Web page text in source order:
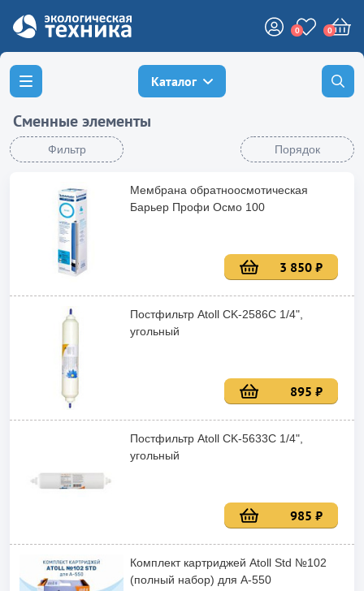
0 0
Каталог
Сменные элементы
Фильтр Порядок
Мембрана обратноосмотическая
Барьер Профи Осмо 100
3 850 ₽
Постфильтр Atoll CK-2586C 1/4",
угольный
895 ₽
Постфильтр Atoll CK-5633C 1/4",
угольный
985 ₽
Комплект картриджей Atoll Std №102
(полный набор) для А-550